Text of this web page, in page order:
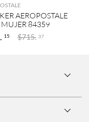
AEROPOSTALE
MUJER 84359
. 15 $715. 37